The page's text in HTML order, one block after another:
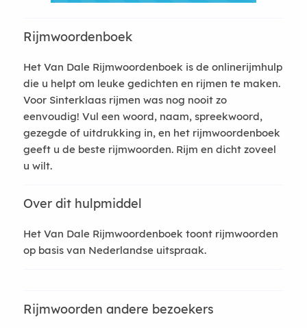
Rijmwoordenboek
Het Van Dale Rijmwoordenboek is de onlinerijmhulp
die u helpt om leuke gedichten en rijmen te maken.
Voor Sinterklaas rijmen was nog nooit zo
eenvoudig! Vul een woord, naam, spreekwoord,
gezegde of uitdrukking in, en het rijmwoordenboek
geeft u de beste rijmwoorden. Rijm en dicht zoveel
u wilt.
Over dit hulpmiddel
Het Van Dale Rijmwoordenboek toont rijmwoorden
op basis van Nederlandse uitspraak.
Rijmwoorden andere bezoekers